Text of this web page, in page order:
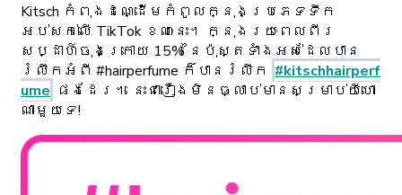
Kitsch កំពុងដណ្ដើមកំពូលក្នុងប្រភេទទឹក
អប់សក់លើ TikTok ខណៈនេះ។ ក្នុងរយៈពេលពីរ
សប្ដាហ៍ចុងក្រោយ 15% នៃប៉ុស្តទាំងអស់ដែលបាន
រំលឹកអំពី #hairperfume ក៏បានរំលឹក #kitschhairperf
ume ផងដែរ។ នេះជារឿងមិនធ្លាប់មានសម្រាប់យីហោ
ណាមួយទេ!